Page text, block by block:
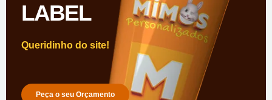
LABEL
Queridinho do site!
Peça o seu Orçamento